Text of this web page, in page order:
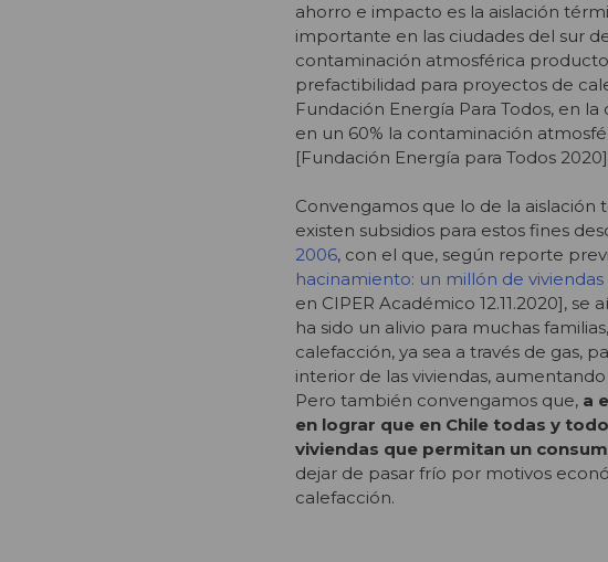
ahorro e impacto es la aislación
importante en las ciudades del sur
contaminación atmosférica
prefactibilidad para proyectos de
Fundación Energía Para Todos, en
en un 60% la contaminación
[Fundación Energía para Todos
Convengamos que lo de la
existen subsidios para estos fines
2006, con el que, según reporte
hacinamiento: un millón de
en CIPER Académico 12.11.2020],
ha sido un alivio para muchas
calefacción, ya sea a través de gas,
interior de las viviendas,
Pero también convengamos que, a
en lograr que en Chile todas y
viviendas que permitan un
dejar de pasar frío por motivos
calefacción.